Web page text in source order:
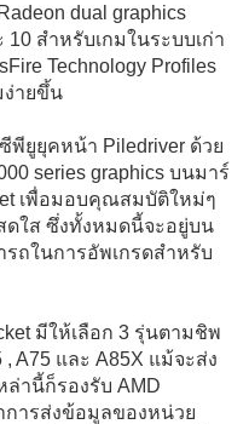
dual graphics
สำหรับเกมในระบบเก่า
Technology Profiles
ง่ายขึ้น
พียูยุคหน้า Piledriver ด้วย
series graphics บนมาร์
เพื่อมอบคุณสมบัติใหม่ๆ
ใส ซึ่งทั้งหมดนี้จะอยู่บน
ถในการอัพเกรดสำหรับ
มีให้เลือก 3 รุ่นตามชิพ
A75 และ A85X แม้จะส่ง
านี้ก็รองรับ AMD
การส่งข้อมูลของหน่วย